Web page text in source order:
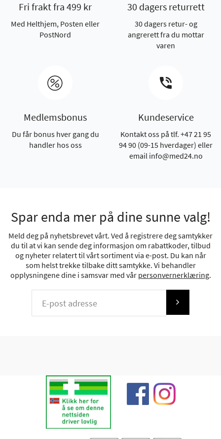
Fri frakt fra 499 kr
Med Helthjem, Posten eller
PostNord
30 dagers returrett
30 dagers retur- og
angrerett fra du mottar
varen
Medlemsbonus
Du får bonus hver gang du
handler hos oss
Kundeservice
Kontakt oss på tlf. +47 21 95
94 90 (09-15 hverdager) eller
email info@med24.no
Spar enda mer på dine sunne valg!
Meld deg på nyhetsbrevet vårt. Ved å registrere deg samtykker
du til at vi kan sende deg informasjon om rabattkoder, tilbud
og nyheter relatert til vårt sortiment via e-post. Du kan når
som helst trekke tilbake ditt samtykke. Vi behandler
opplysningene dine i samsvar med vår personvernerklæring.